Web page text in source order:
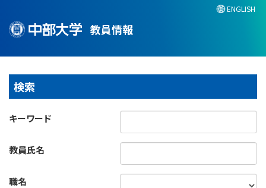
教員情報
ENGLISH
検索
キーワード
教員氏名
職名